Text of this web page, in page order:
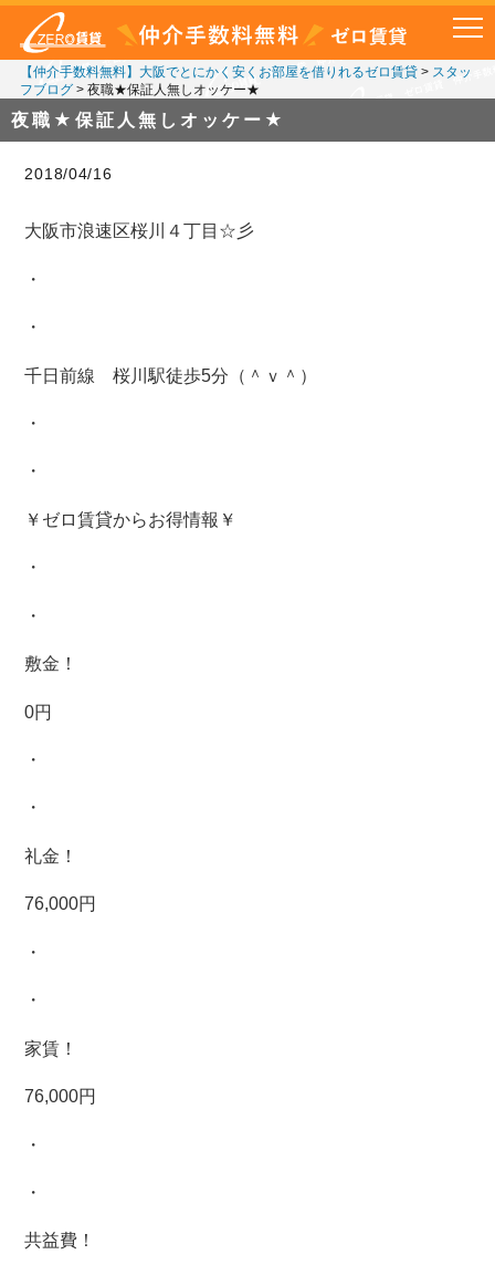
【仲介手数料無料】大阪でとにかく安くお部屋を借りれるゼロ賃貸> スタッ
フブログ> 夜職★保証人無しオッケー★
夜職★保証人無しオッケー★
2018/04/16
大阪市浪速区桜川４丁目☆彡
・
・
千日前線 桜川駅徒歩5分（＾ｖ＾）
・
・
￥ゼロ賃貸からお得情報￥
・
・
敷金！
0円
・
・
礼金！
76,000円
・
・
家賃！
76,000円
・
・
共益費！